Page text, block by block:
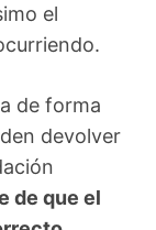
el
de forma
devolver
de que el